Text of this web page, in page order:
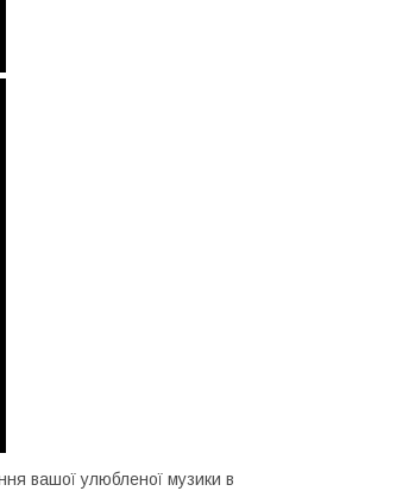
вашої улюбленої музики в